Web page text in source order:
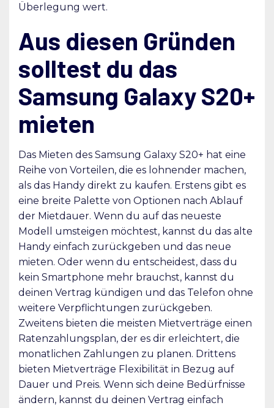
Überlegung wert.
Aus diesen Gründen
solltest du das
Samsung Galaxy S20+
mieten
Das Mieten des Samsung Galaxy S20+ hat eine
Reihe von Vorteilen, die es lohnender machen,
als das Handy direkt zu kaufen. Erstens gibt es
eine breite Palette von Optionen nach Ablauf
der Mietdauer. Wenn du auf das neueste
Modell umsteigen möchtest, kannst du das alte
Handy einfach zurückgeben und das neue
mieten. Oder wenn du entscheidest, dass du
kein Smartphone mehr brauchst, kannst du
deinen Vertrag kündigen und das Telefon ohne
weitere Verpflichtungen zurückgeben.
Zweitens bieten die meisten Mietverträge einen
Ratenzahlungsplan, der es dir erleichtert, die
monatlichen Zahlungen zu planen. Drittens
bieten Mietverträge Flexibilität in Bezug auf
Dauer und Preis. Wenn sich deine Bedürfnisse
ändern, kannst du deinen Vertrag einfach